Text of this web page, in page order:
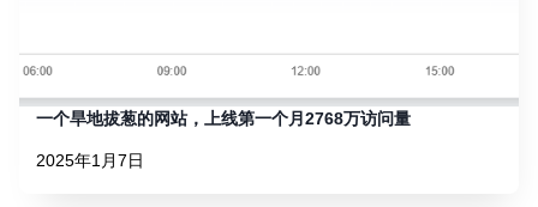
一个旱地拔葱的网站，上线第一个月2768万访问量
2025年1月7日